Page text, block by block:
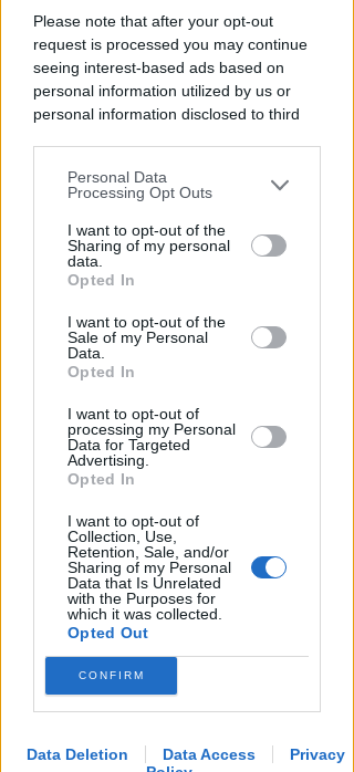
Please note that after your opt-out
request is processed you may continue
seeing interest-based ads based on
personal information utilized by us or
personal information disclosed to third
You may separately opt-out of the further
disclosure of your personal information
by third parties on the IAB’s list of
downstream participants.
by us to third parties on the IAB’s List of
Downstream Participants that may
further disclose it to other third parties.
Personal Data
Processing Opt Outs
I want to opt-out of the
Sharing of my personal
data.
Opted In
I want to opt-out of the
Sale of my Personal
Data.
Opted In
I want to opt-out of
processing my Personal
Data for Targeted
Advertising.
Opted In
I want to opt-out of
Collection, Use,
Retention, Sale, and/or
Sharing of my Personal
Data that Is Unrelated
with the Purposes for
which it was collected.
Opted Out
CONFIRM
Data Deletion Data Access
Privacy
PER 10 GIORNI
Risse, violente liti e rifiuti
abbandonati. Licenza sospesa
Redazione